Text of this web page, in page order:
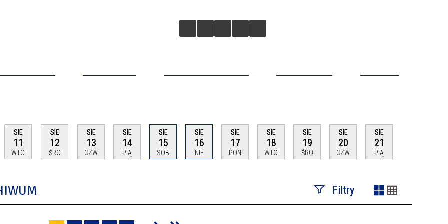
SIE
11
WTO
SIE
12
ŚRO
SIE
13
CZW
SIE
14
PIĄ
SIE
15
SOB
SIE
16
NIE
SIE
17
PON
SIE
18
WTO
SIE
19
ŚRO
SIE
20
CZW
SIE
21
PIĄ
Filtry